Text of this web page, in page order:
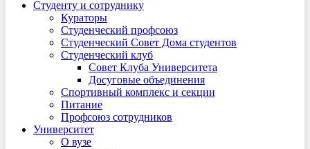
Студенту и сотруднику
Кураторы
Студенческий профсоюз
Студенческий Совет Дома студентов
Студенческий клуб
Совет Клуба Университета
Досуговые объединения
Спортивный комплекс и секции
Питание
Профсоюз сотрудников
Университет
О вузе